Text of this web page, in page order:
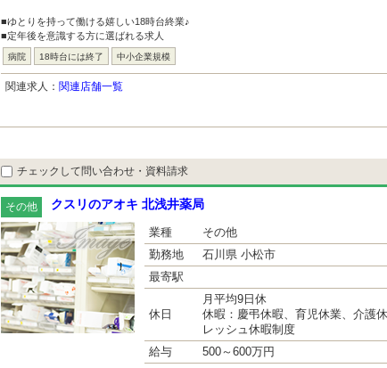
■ゆとりを持って働ける嬉しい18時台終業♪
■定年後を意識する方に選ばれる求人
病院 18時台には終了 中小企業規模
関連求人： 関連店舗一覧
チェックして問い合わせ・資料請求
その他 クスリのアオキ 北浅井薬局
業種
その他
勤務地
石川県 小松市
最寄駅
休日
月平均9日休
休暇：慶弔休暇、育児休業、介護
レッシュ休暇制度
給与
500～600万円